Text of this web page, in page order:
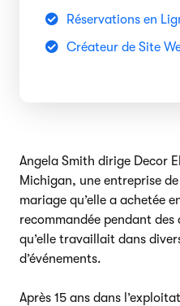
Réservations en
Créateur de Site
Angela Smith dirige Decor
Michigan, une entreprise
mariage qu’elle a achetée
recommandée pendant des
qu’elle travaillait dans
d’événements.
Après 15 ans dans